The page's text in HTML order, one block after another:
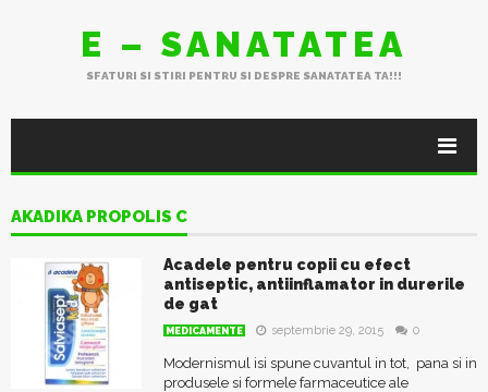
E – SANATATEA
SFATURI SI STIRI PENTRU SI DESPRE SANATATEA TA!!!
AKADIKA PROPOLIS C
Acadele pentru copii cu efect
antiseptic, antiinflamator in durerile
de gat
MEDICAMENTE septembrie 29, 2015 0
Modernismul isi spune cuvantul in tot, pana si in
produsele si formele farmaceutice ale